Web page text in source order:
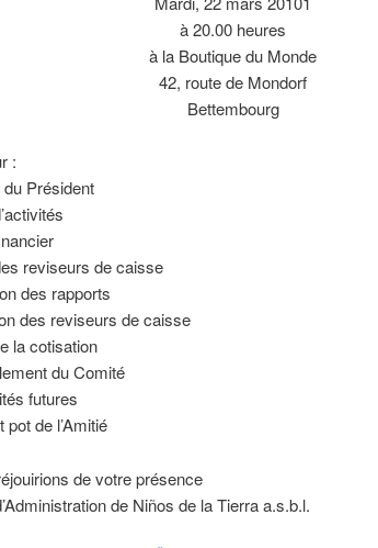
à 20.00 heures
à la Boutique du Monde
42, route de Mondorf
Bettembourg
:
Président
reviseurs de caisse
des rapports
des reviseurs de caisse
la cotisation
du Comité
futures
de l’Amitié
de votre présence
de Niños de la Tierra a.s.b.l.